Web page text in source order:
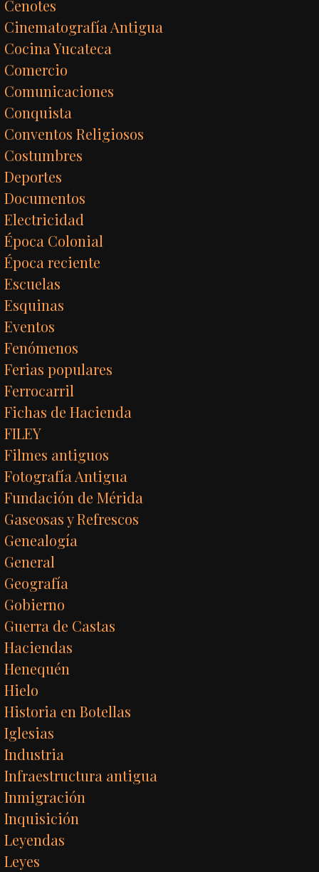
Cenotes
Cinematografía Antigua
Cocina Yucateca
Comercio
Comunicaciones
Conquista
Conventos Religiosos
Costumbres
Deportes
Documentos
Electricidad
Época Colonial
Época reciente
Escuelas
Esquinas
Eventos
Fenómenos
Ferias populares
Ferrocarril
Fichas de Hacienda
FILEY
Filmes antiguos
Fotografía Antigua
Fundación de Mérida
Gaseosas y Refrescos
Genealogía
General
Geografía
Gobierno
Guerra de Castas
Haciendas
Henequén
Hielo
Historia en Botellas
Iglesias
Industria
Infraestructura antigua
Inmigración
Inquisición
Leyendas
Leyes